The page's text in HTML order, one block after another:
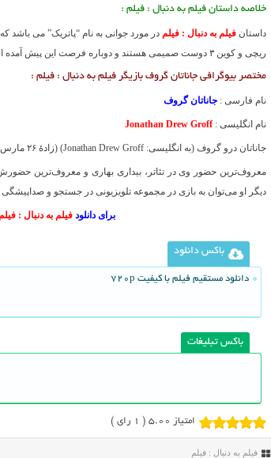
خلاصه داستان فیلم به دنبال : فیلم :
داستان فیلم به دنبال : فیلم در مورد جوانی به نام “پاتریک” می
ریچی و کوین ۳ دوست صمیمی هستند و دوباره فرصت این پیش آمده است که با هم باشند…
مختصر بیوگرافی جاناتان گروف بازیگر فیلم به دنبال : فیلم :
نام فارسی : جاناتان گروف
نام انگلیسی :Jonathan Drew Groff
جاناتان درو گروف (به انگلیسی: Jonathan Drew Groff) (زادهٔ ۲۶ مارس ۱۹۸۵) خواننده و بازیگر تئاتر، سینما و تلویزیون آمریکایی است.
معروف‌ترین حضور وی در تئاتر، بیداری بهاری و معروف‌ترین
دیگر او می‌توان به بازی در مجموعه تلویزیونی در جستجو و
برای دانلودفیلم به دنبال : فیلم
باکس دانلود
دانلود مستقیم فیلم با کیفیت 720p
باکس تبلیغات
امتیاز 5.00 ( 1 رای )
فیلم به دنبال : فیلم